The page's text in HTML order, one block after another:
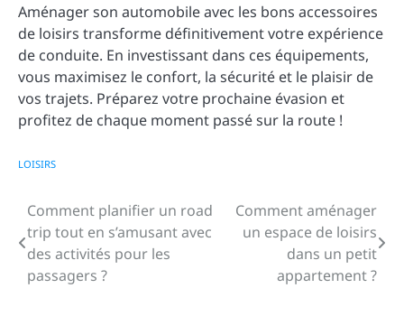
Aménager son automobile avec les bons accessoires
de loisirs transforme définitivement votre expérience
de conduite. En investissant dans ces équipements,
vous maximisez le confort, la sécurité et le plaisir de
vos trajets. Préparez votre prochaine évasion et
profitez de chaque moment passé sur la route !
LOISIRS
Navigation
de
l’article
Comment planifier un road
trip tout en s’amusant avec
des activités pour les
passagers ?
Comment aménager
un espace de loisirs
dans un petit
appartement ?